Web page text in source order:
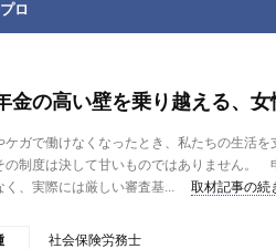
ロ
金の高い壁を乗り越える、
ガで働けなくなったとき、私たちの生活を
の制度は決して甘いものではありません。
く、実際には厳しい審査基...
取材記事の
社会保険労務士